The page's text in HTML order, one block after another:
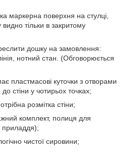
маркерна поверхня на стулці,
тільки в закритому
дошку на замовлення:
нотний стан. (Обговорюється
пластмасові куточки з отворами
стіни у чотирьох точках;
розмітка стіни;
комплект, полиця для
приладдя);
чистої сировини;